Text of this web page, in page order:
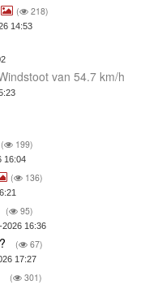
( 218)
14:53
van 54.7 km/h
( 199)
16:04
( 136)
( 95)
16:36
( 67)
17:27
( 301)